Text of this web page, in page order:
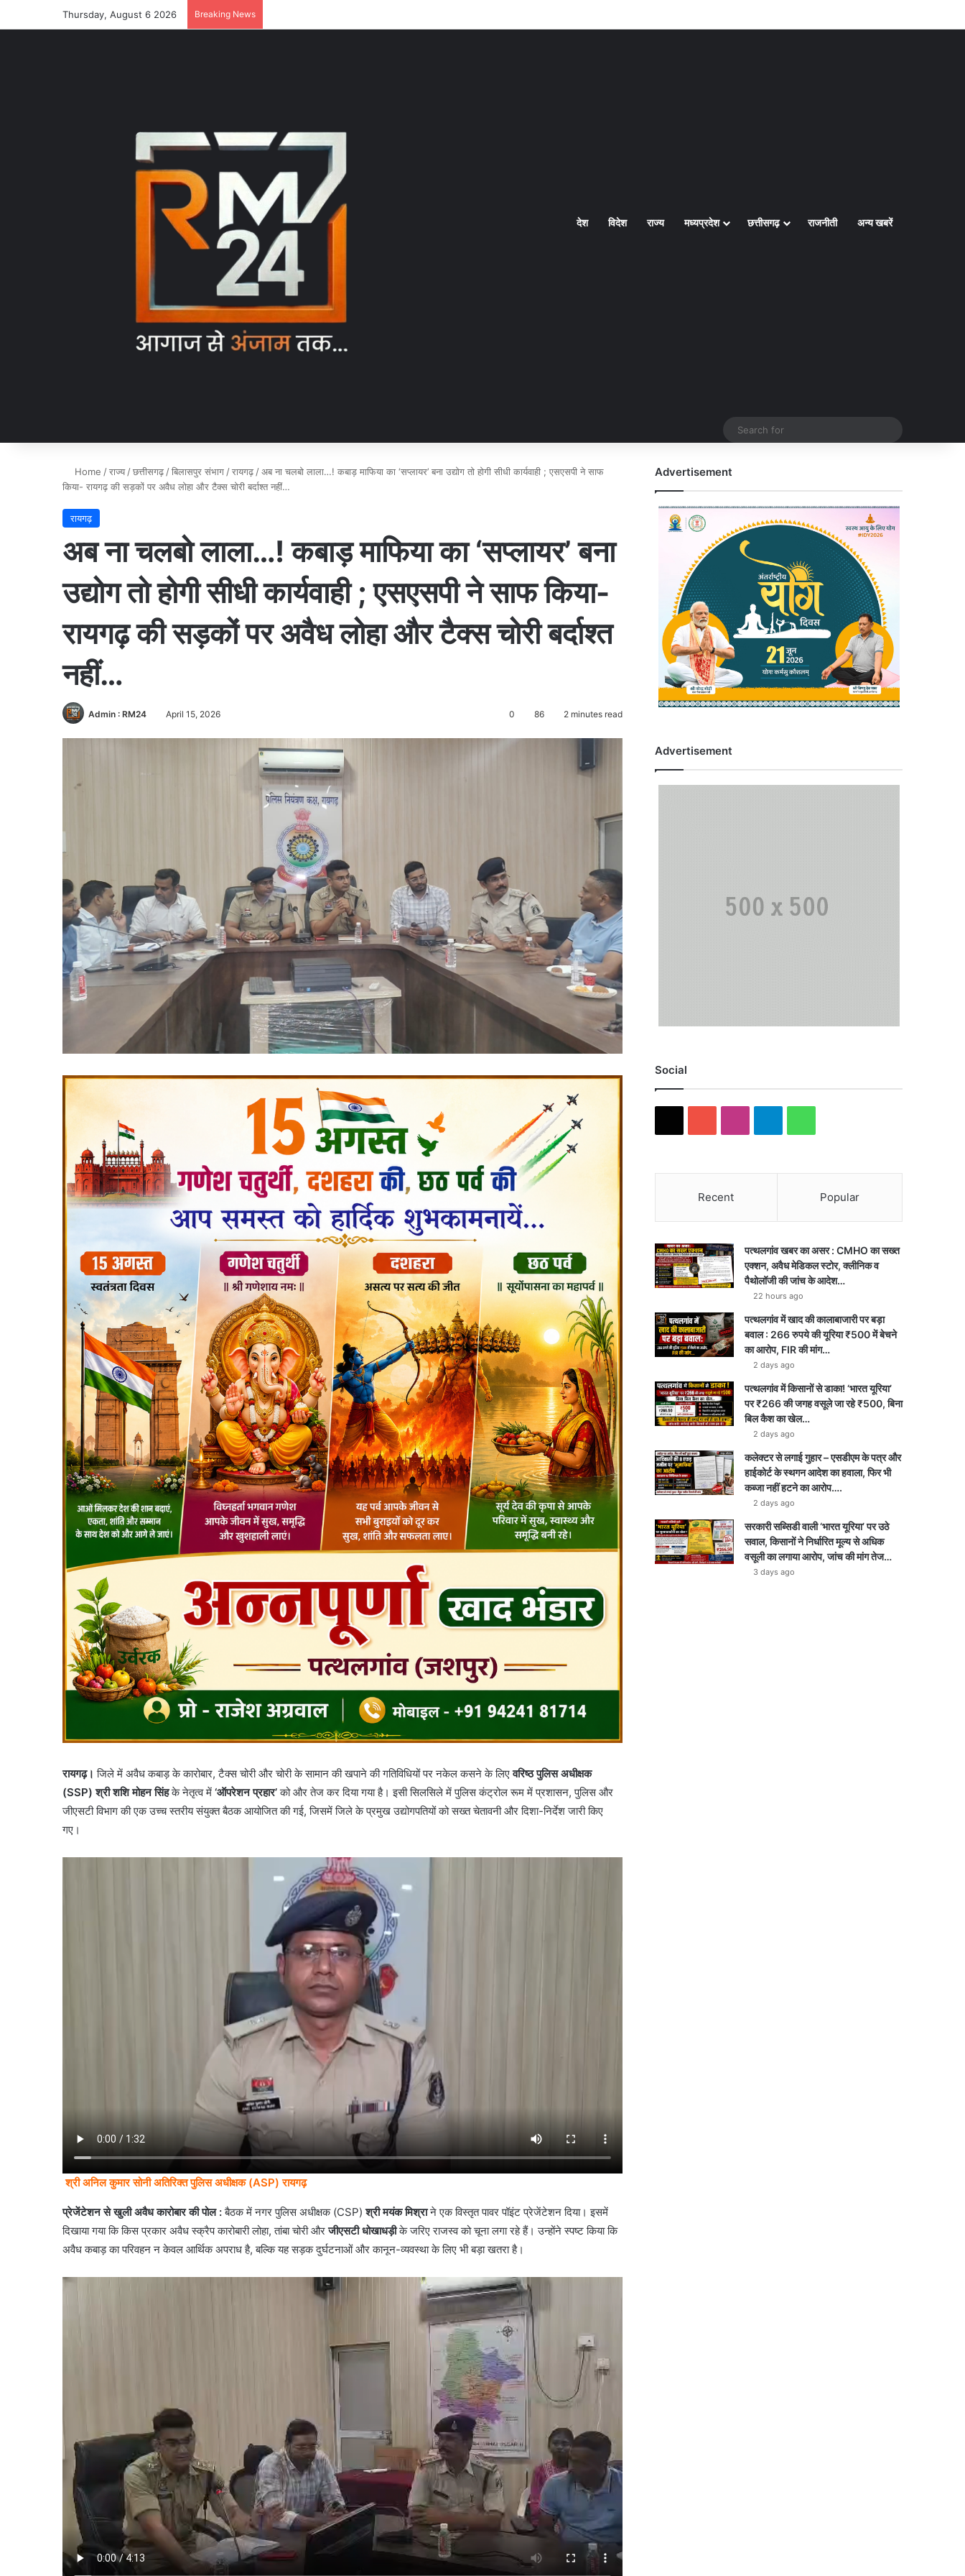
Thursday, August 6 2026 Breaking News
Homeदेश विदेश राज्य मध्यप्रदेश छत्तीसगढ़ राजनीती अन्य खबरें
Home /राज्य /छत्तीसगढ़ /बिलासपुर संभाग /रायगढ़ /अब ना चलबो लाला…! कबाड़ माफिया का ‘सप्लायर’ बना उद्योग तो होगी सीधी कार्यवाही ; एसएसपी ने साफ
किया- रायगढ़ की सड़कों पर अवैध लोहा और टैक्स चोरी बर्दाश्त नहीं…
रायगढ़
अब ना चलबो लाला…! कबाड़ माफिया का ‘सप्लायर’ बना
उद्योग तो होगी सीधी कार्यवाही ; एसएसपी ने साफ किया-
रायगढ़ की सड़कों पर अवैध लोहा और टैक्स चोरी बर्दाश्त
नहीं…
Admin : RM24 April 15, 2026 0 86 2 minutes read
रायगढ़। जिले में अवैध कबाड़ के कारोबार, टैक्स चोरी और चोरी के सामान की खपाने की गतिविधियों पर नकेल कसने के लिएवरिष्ठ पुलिस अधीक्षक
(SSP) श्री शशि मोहन सिंहके नेतृत्व में ‘ऑपरेशन प्रहार’को और तेज कर दिया गया है। इसी सिलसिले में पुलिस कंट्रोल रूम में प्रशासन, पुलिस और
जीएसटी विभाग की एक उच्च स्तरीय संयुक्त बैठक आयोजित की गई, जिसमें जिले के प्रमुख उद्योगपतियों को सख्त चेतावनी और दिशा-निर्देश जारी किए
गए।
श्री अनिल कुमार सोनी अतिरिक्त पुलिस अधीक्षक (ASP) रायगढ़
प्रेजेंटेशन से खुली अवैध कारोबार की पोल :बैठक में नगर पुलिस अधीक्षक (CSP)श्री मयंक मिश्राने एक विस्तृत पावर पॉइंट प्रेजेंटेशन दिया। इसमें
दिखाया गया कि किस प्रकार अवैध स्क्रैप कारोबारी लोहा, तांबा चोरी औरजीएसटी धोखाधड़ीके जरिए राजस्व को चूना लगा रहे हैं। उन्होंने स्पष्ट किया कि
अवैध कबाड़ का परिवहन न केवल आर्थिक अपराध है, बल्कि यह सड़क दुर्घटनाओं और कानून-व्यवस्था के लिए भी बड़ा खतरा है।
Advertisement
Advertisement
Social
Recent Popular
पत्थलगांव खबर का असर : CMHO का सख्त
एक्शन, अवैध मेडिकल स्टोर, क्लीनिक व
पैथोलॉजी की जांच के आदेश…
22 hours ago
पत्थलगांव में खाद की कालाबाजारी पर बड़ा
बवाल : 266 रुपये की यूरिया ₹500 में बेचने
का आरोप, FIR की मांग…
2 days ago
पत्थलगांव में किसानों से डाका! ‘भारत यूरिया’
पर ₹266 की जगह वसूले जा रहे ₹500, बिना
बिल कैश का खेल…
2 days ago
कलेक्टर से लगाई गुहार – एसडीएम के पत्र और
हाईकोर्ट के स्थगन आदेश का हवाला, फिर भी
कब्जा नहीं हटने का आरोप….
2 days ago
सरकारी सब्सिडी वाली ‘भारत यूरिया’ पर उठे
सवाल, किसानों ने निर्धारित मूल्य से अधिक
वसूली का लगाया आरोप, जांच की मांग तेज…
3 days ago